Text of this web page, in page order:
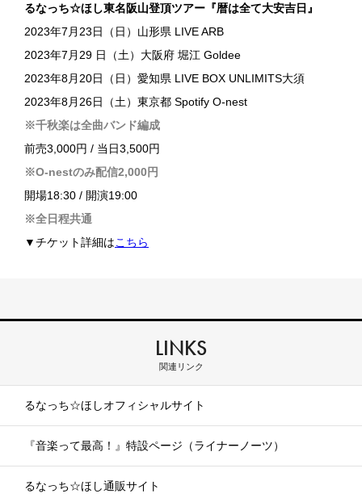
るなっち☆ほし東名阪山登頂ツアー『暦は全て大安吉日』
2023年7月23日（日）山形県 LIVE ARB
2023年7月29 日（土）大阪府 堀江 Goldee
2023年8月20日（日）愛知県 LIVE BOX UNLIMITS大須
2023年8月26日（土）東京都 Spotify O-nest
※千秋楽は全曲バンド編成
前売3,000円 / 当日3,500円
※O-nestのみ配信2,000円
開場18:30 / 開演19:00
※全日程共通
▼チケット詳細はこちら
LINKS
関連リンク
るなっち☆ほしオフィシャルサイト
『音楽って最高！』特設ページ（ライナーノーツ）
るなっち☆ほし通販サイト